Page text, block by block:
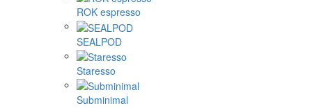
ROK espresso
SEALPOD
Staresso
Subminimal